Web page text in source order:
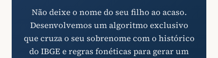
Não deixe o nome do seu filho ao acaso.
Desenvolvemos um algoritmo exclusivo
que cruza o seu sobrenome com o histórico
do IBGE e regras fonéticas para gerar um